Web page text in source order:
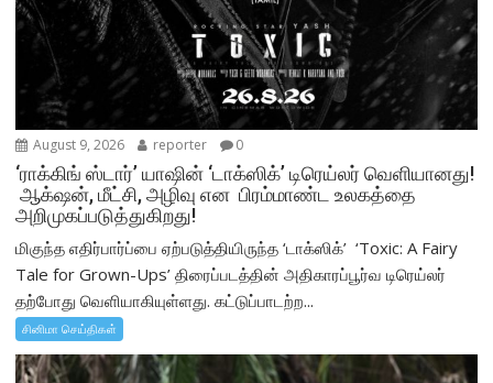
August 9, 2026 reporter 0
‘ராக்கிங் ஸ்டார்’ யாஷின் ‘டாக்ஸிக்’ டிரெய்லர் வெளியானது!
ஆக்‌ஷன், மீட்சி, அழிவு என பிரம்மாண்ட உலகத்தை
அறிமுகப்படுத்துகிறது!
மிகுந்த எதிர்பார்ப்பை ஏற்படுத்தியிருந்த ‘டாக்ஸிக்’ ‘Toxic: A Fairy
Tale for Grown-Ups’ திரைப்படத்தின் அதிகாரப்பூர்வ டிரெய்லர்
தற்போது வெளியாகியுள்ளது. கட்டுப்பாடற்ற...
சினிமா செய்திகள்